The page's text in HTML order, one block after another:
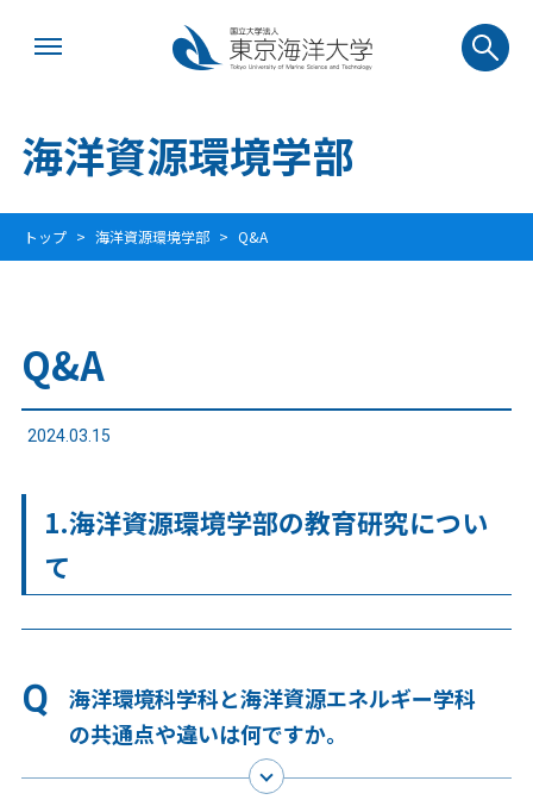
海洋資源環境学部
トップ 海洋資源環境学部 Q&A
Q&A
2024.03.15
1.海洋資源環境学部の教育研究につい
て
海洋環境科学科と海洋資源エネルギー学科
の共通点や違いは何ですか。